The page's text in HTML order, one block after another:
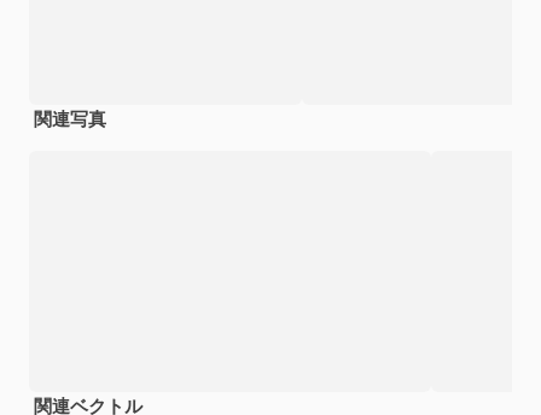
関連写真
関連ベクトル